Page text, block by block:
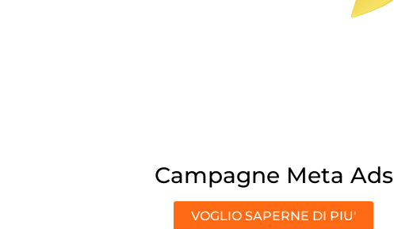
Campagne Meta Ads
VOGLIO SAPERNE DI PIU'